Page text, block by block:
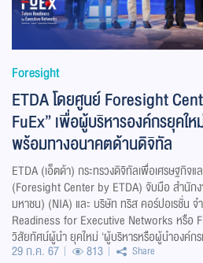
Foresight
ETDA โดยศูนย์ Foresight
FuEx” เพื่อผู้บริหารองค์กรยุคใ
พร้อมทางอนาคตด้านดิจิทัล
ETDA (เอ็ตด้า) กระทรวงดิจิทัลเพื่อเศรษฐกิ
(Foresight Center by ETDA) จับมือ สำนัก
มหาชน) (NIA) และ บริษัท ทริส คอร์ปอเรชั่น
Readiness for Executive Networks หรือ
วิสัยทัศน์ผู้นำ ยุคใหม่ ‘ผู้บริหารหรือผู้นำองค์กร
29 ก.ค. 67 813 Share